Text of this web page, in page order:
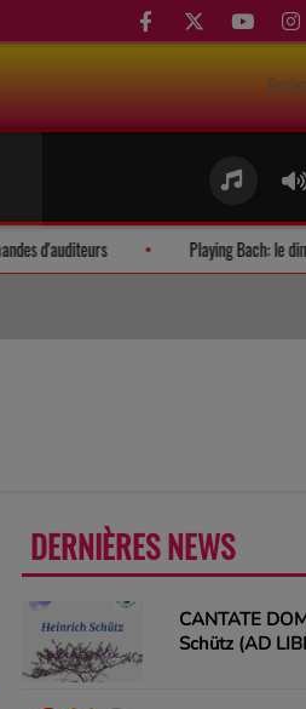
Demandes d'auditeurs
DERNIÈRES NEWS
CANTATE
Schütz (AD